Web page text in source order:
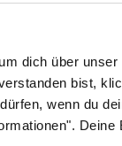
dich über
bist,
wenn du
Deine
Ihre